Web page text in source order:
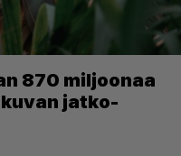
870 miljoonaa
jatko-